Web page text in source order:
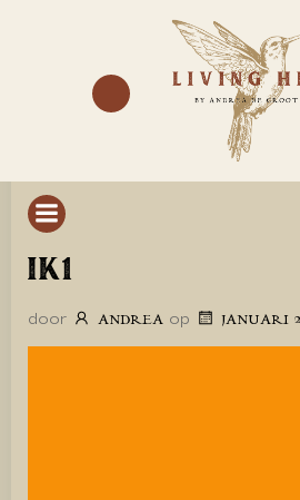
DE
IK1
door ANDREA op JANUARI